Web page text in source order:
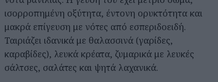
ισορροπημένη οξύτητα, έντονη ορυκτότητα και
μακρά επίγευση με νότες από εσπεριδοειδή.
Ταιριάζει ιδανικά με θαλασσινά (γαρίδες,
καραβίδες), λευκά κρέατα, ζυμαρικά με λευκές
σάλτσες, σαλάτες και ψητά λαχανικά.